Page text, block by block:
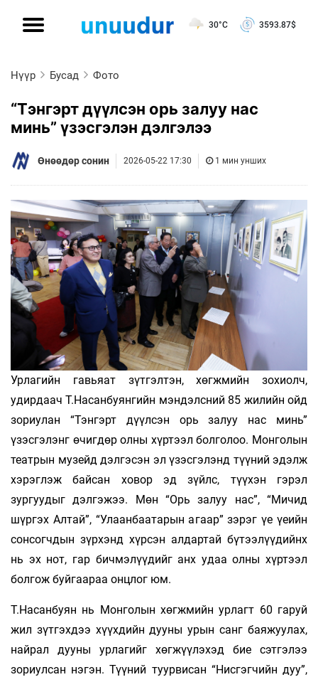
30°C 3593.87$
Нүүр Бусад Фото
“Тэнгэрт дүүлсэн орь залуу нас
минь” үзэсгэлэн дэлгэлээ
Өнөөдөр сонин 2026-05-22 17:30 1 мин унших
Урлагийн гавьяат зүтгэлтэн, хөгжмийн зохиолч,
удирдаач Т.Насанбуянгийн мэндэлсний 85 жилийн ойд
зориулан “Тэнгэрт дүүлсэн орь залуу нас минь”
үзэсгэлэнг өчигдөр олны хүртээл болголоо. Монголын
театрын музейд дэлгэсэн эл үзэсгэлэнд түүний эдэлж
хэрэглэж байсан ховор эд зүйлс, түүхэн гэрэл
зургуудыг дэлгэжээ. Мөн “Орь залуу нас”, “Мичид
шүргэх Алтай”, “Улаанбаатарын агаар” зэрэг үе үеийн
сонсогчдын зүрхэнд хүрсэн алдартай бүтээлүүдийнх
нь эх нот, гар бичмэлүүдийг анх удаа олны хүртээл
болгож буйгаараа онцлог юм.
Т.Насанбуян нь Монголын хөгжмийн урлагт 60 гаруй
жил зүтгэхдээ хүүхдийн дууны урын санг баяжуулах,
найрал дууны урлагийг хөгжүүлэхэд бие сэтгэлээ
зориулсан нэгэн. Түүний туурвисан “Нисгэгчийн дуу”,